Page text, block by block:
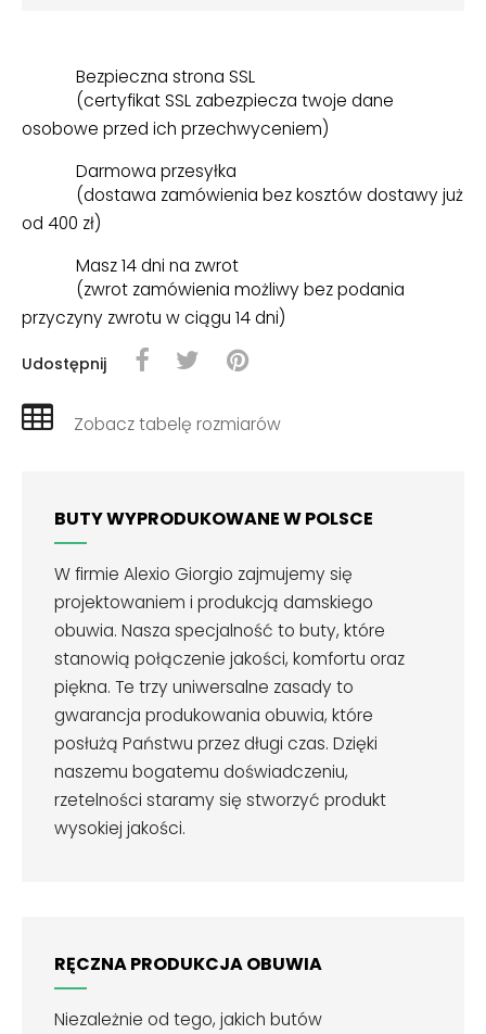
Bezpieczna strona SSL
(certyfikat SSL zabezpiecza twoje dane
osobowe przed ich przechwyceniem)
Darmowa przesyłka
(dostawa zamówienia bez kosztów dostawy już
od 400 zł)
Masz 14 dni na zwrot
(zwrot zamówienia możliwy bez podania
przyczyny zwrotu w ciągu 14 dni)
Udostępnij
Zobacz tabelę rozmiarów
BUTY WYPRODUKOWANE W POLSCE
W firmie Alexio Giorgio zajmujemy się
projektowaniem i produkcją damskiego
obuwia. Nasza specjalność to buty, które
stanowią połączenie jakości, komfortu oraz
piękna. Te trzy uniwersalne zasady to
gwarancja produkowania obuwia, które
posłużą Państwu przez długi czas. Dzięki
naszemu bogatemu doświadczeniu,
rzetelności staramy się stworzyć produkt
wysokiej jakości.
RĘCZNA PRODUKCJA OBUWIA
Niezależnie od tego, jakich butów